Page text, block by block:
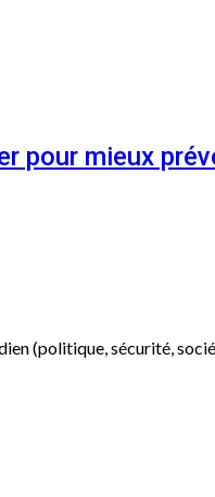
pour mieux
(politique, sécurité,